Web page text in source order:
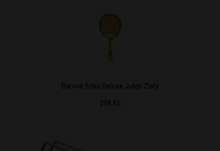
Barové Sítko Deluxe Julep Zlatý
298 Kč